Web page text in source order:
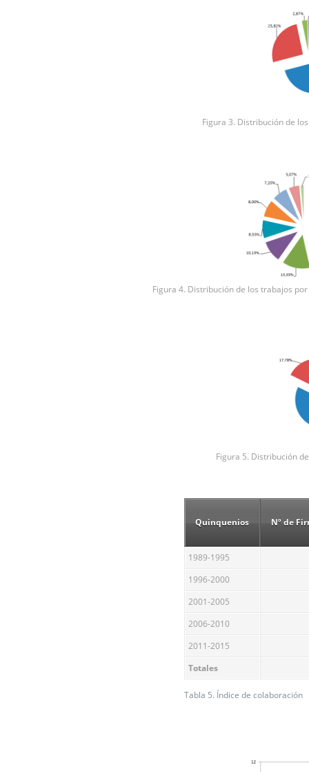
Figura 3. Distribución de
Figura 4. Distribución de los trabajos
Figura 5. Distribución
Tabla 5. Índice de colaboración
Quinquenios Nº de
1989-1995
1996-2000
2001-2005
2006-2010
2011-2015
Totales